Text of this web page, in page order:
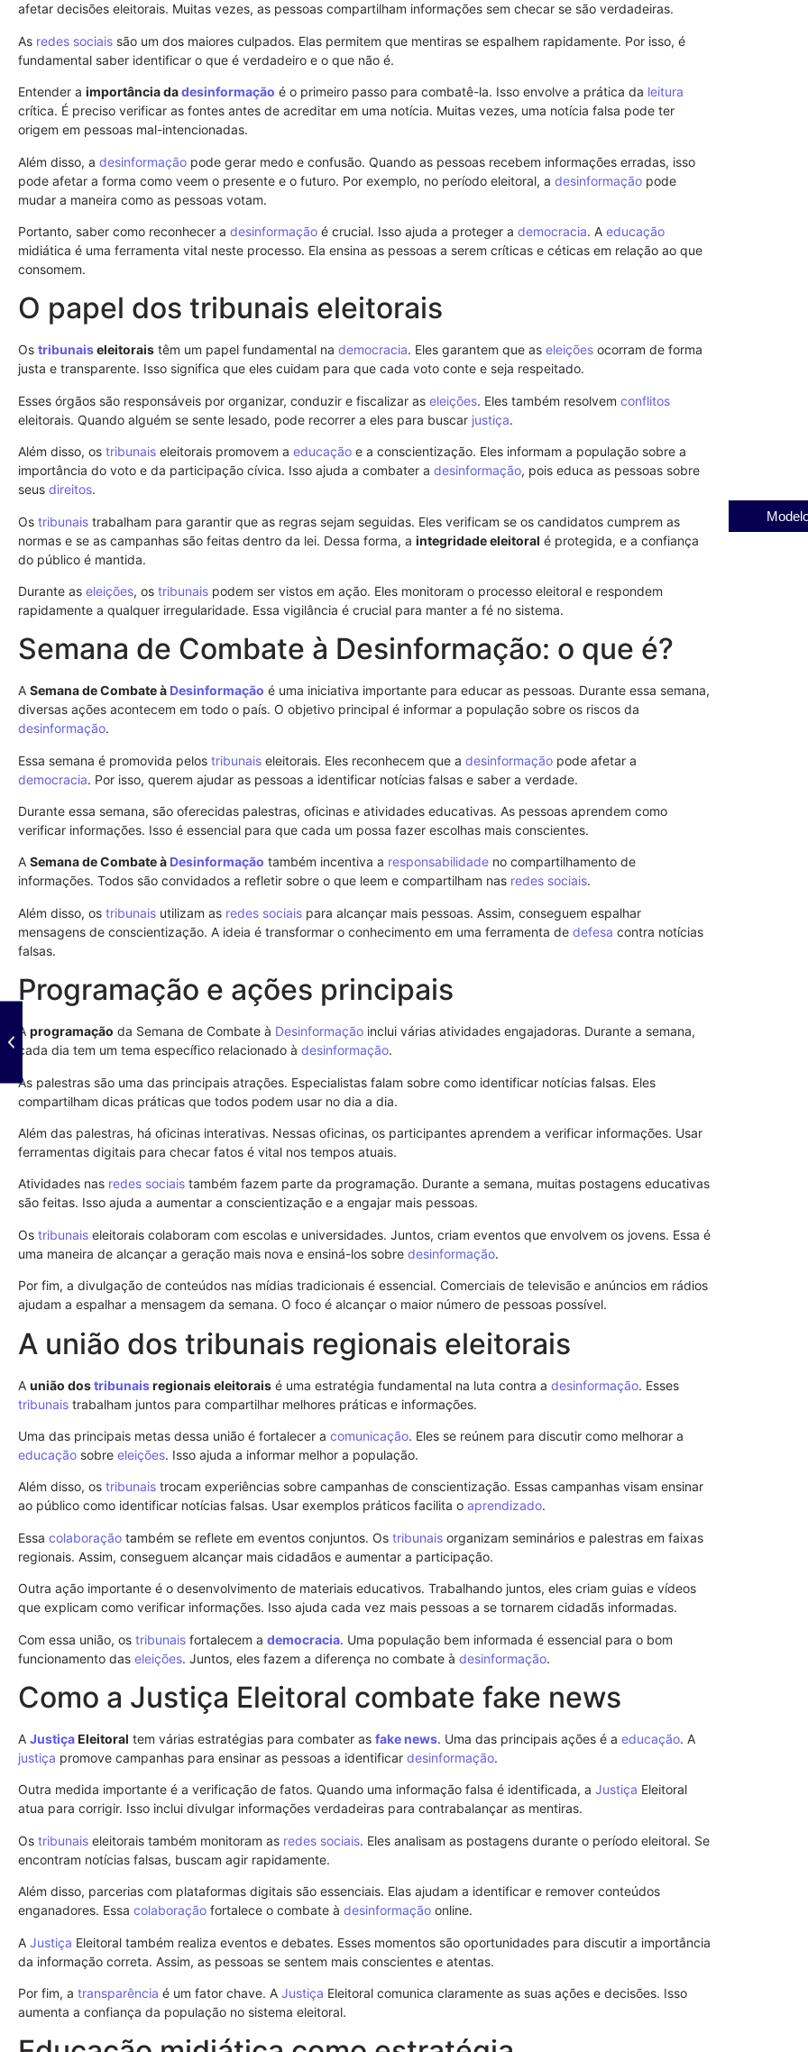
afetar decisões eleitorais. Muitas vezes, as pessoas compartilham informações sem checar se são verdadeiras.
As redes sociais são um dos maiores culpados. Elas permitem que mentiras se espalhem rapidamente. Por isso, é
fundamental saber identificar o que é verdadeiro e o que não é.
Entender a importância dadesinformação é o primeiro passo para combatê-la. Isso envolve a prática da leitura
crítica. É preciso verificar as fontes antes de acreditar em uma notícia. Muitas vezes, uma notícia falsa pode ter
origem em pessoas mal-intencionadas.
Além disso, a desinformação pode gerar medo e confusão. Quando as pessoas recebem informações erradas, isso
pode afetar a forma como veem o presente e o futuro. Por exemplo, no período eleitoral, a desinformação pode
mudar a maneira como as pessoas votam.
Portanto, saber como reconhecer a desinformação é crucial. Isso ajuda a proteger a democracia. A educação
midiática é uma ferramenta vital neste processo. Ela ensina as pessoas a serem críticas e céticas em relação ao que
consomem.
O papel dos tribunais eleitorais
Os tribunaiseleitorais têm um papel fundamental na democracia. Eles garantem que as eleições ocorram de forma
justa e transparente. Isso significa que eles cuidam para que cada voto conte e seja respeitado.
Esses órgãos são responsáveis por organizar, conduzir e fiscalizar as eleições. Eles também resolvem conflitos
eleitorais. Quando alguém se sente lesado, pode recorrer a eles para buscar justiça.
Além disso, os tribunais eleitorais promovem a educação e a conscientização. Eles informam a população sobre a
importância do voto e da participação cívica. Isso ajuda a combater a desinformação, pois educa as pessoas sobre
seus direitos.
Os tribunais trabalham para garantir que as regras sejam seguidas. Eles verificam se os candidatos cumprem as
normas e se as campanhas são feitas dentro da lei. Dessa forma, a integridade eleitoral é protegida, e a confiança
do público é mantida.
Durante as eleições, os tribunais podem ser vistos em ação. Eles monitoram o processo eleitoral e respondem
rapidamente a qualquer irregularidade. Essa vigilância é crucial para manter a fé no sistema.
Semana de Combate à Desinformação: o que é?
A Semana de Combate à Desinformação é uma iniciativa importante para educar as pessoas. Durante essa semana,
diversas ações acontecem em todo o país. O objetivo principal é informar a população sobre os riscos da
desinformação.
Essa semana é promovida pelos tribunais eleitorais. Eles reconhecem que a desinformação pode afetar a
democracia. Por isso, querem ajudar as pessoas a identificar notícias falsas e saber a verdade.
Durante essa semana, são oferecidas palestras, oficinas e atividades educativas. As pessoas aprendem como
verificar informações. Isso é essencial para que cada um possa fazer escolhas mais conscientes.
A Semana de Combate à Desinformação também incentiva a responsabilidade no compartilhamento de
informações. Todos são convidados a refletir sobre o que leem e compartilham nas redes sociais.
Além disso, os tribunais utilizam as redes sociais para alcançar mais pessoas. Assim, conseguem espalhar
mensagens de conscientização. A ideia é transformar o conhecimento em uma ferramenta de defesa contra notícias
falsas.
Programação e ações principais
A programação da Semana de Combate à Desinformação inclui várias atividades engajadoras. Durante a semana,
cada dia tem um tema específico relacionado à desinformação.
As palestras são uma das principais atrações. Especialistas falam sobre como identificar notícias falsas. Eles
compartilham dicas práticas que todos podem usar no dia a dia.
Além das palestras, há oficinas interativas. Nessas oficinas, os participantes aprendem a verificar informações. Usar
ferramentas digitais para checar fatos é vital nos tempos atuais.
Atividades nas redes sociais também fazem parte da programação. Durante a semana, muitas postagens educativas
são feitas. Isso ajuda a aumentar a conscientização e a engajar mais pessoas.
Os tribunais eleitorais colaboram com escolas e universidades. Juntos, criam eventos que envolvem os jovens. Essa é
uma maneira de alcançar a geração mais nova e ensiná-los sobre desinformação.
Por fim, a divulgação de conteúdos nas mídias tradicionais é essencial. Comerciais de televisão e anúncios em rádios
ajudam a espalhar a mensagem da semana. O foco é alcançar o maior número de pessoas possível.
A união dos tribunais regionais eleitorais
A união dostribunaisregionais eleitorais é uma estratégia fundamental na luta contra a desinformação. Esses
tribunais trabalham juntos para compartilhar melhores práticas e informações.
Uma das principais metas dessa união é fortalecer a comunicação. Eles se reúnem para discutir como melhorar a
educação sobre eleições. Isso ajuda a informar melhor a população.
Além disso, os tribunais trocam experiências sobre campanhas de conscientização. Essas campanhas visam ensinar
ao público como identificar notícias falsas. Usar exemplos práticos facilita o aprendizado.
Essa colaboração também se reflete em eventos conjuntos. Os tribunais organizam seminários e palestras em faixas
regionais. Assim, conseguem alcançar mais cidadãos e aumentar a participação.
Outra ação importante é o desenvolvimento de materiais educativos. Trabalhando juntos, eles criam guias e vídeos
que explicam como verificar informações. Isso ajuda cada vez mais pessoas a se tornarem cidadãs informadas.
Com essa união, os tribunais fortalecem a democracia. Uma população bem informada é essencial para o bom
funcionamento das eleições. Juntos, eles fazem a diferença no combate à desinformação.
Como a Justiça Eleitoral combate fake news
A JustiçaEleitoral tem várias estratégias para combater as fake news. Uma das principais ações é a educação. A
justiça promove campanhas para ensinar as pessoas a identificar desinformação.
Outra medida importante é a verificação de fatos. Quando uma informação falsa é identificada, a Justiça Eleitoral
atua para corrigir. Isso inclui divulgar informações verdadeiras para contrabalançar as mentiras.
Os tribunais eleitorais também monitoram as redes sociais. Eles analisam as postagens durante o período eleitoral. Se
encontram notícias falsas, buscam agir rapidamente.
Além disso, parcerias com plataformas digitais são essenciais. Elas ajudam a identificar e remover conteúdos
enganadores. Essa colaboração fortalece o combate à desinformação online.
A Justiça Eleitoral também realiza eventos e debates. Esses momentos são oportunidades para discutir a importância
da informação correta. Assim, as pessoas se sentem mais conscientes e atentas.
Por fim, a transparência é um fator chave. A Justiça Eleitoral comunica claramente as suas ações e decisões. Isso
aumenta a confiança da população no sistema eleitoral.